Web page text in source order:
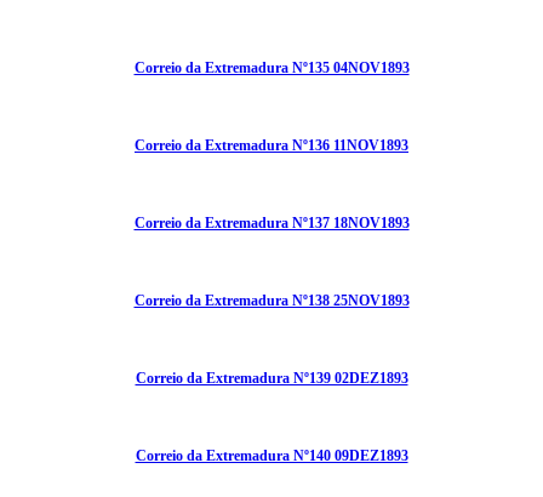
Correio da Extremadura Nº135 04NOV1893
Correio da Extremadura Nº136 11NOV1893
Correio da Extremadura Nº137 18NOV1893
Correio da Extremadura Nº138 25NOV1893
Correio da Extremadura Nº139 02DEZ1893
Correio da Extremadura Nº140 09DEZ1893